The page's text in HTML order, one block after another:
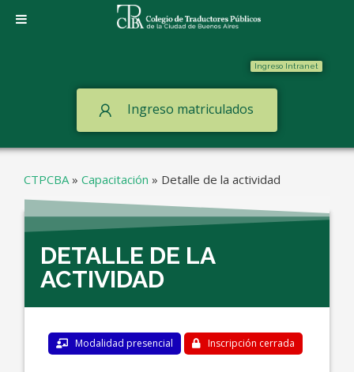
Ingreso Intranet
Ingreso matriculados
CTPCBA» Capacitación » Detalle de la actividad
DETALLE DE LA
ACTIVIDAD
Modalidad presencial Inscripción cerrada